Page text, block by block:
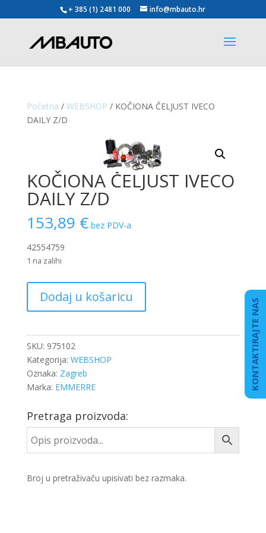
+ 385 (1) 2481 000 info@mbauto.hr
Početna / WEBSHOP / KOČIONA ČELJUST IVECO
DAILY Z/D
KOČIONA ČELJUST IVECO
DAILY Z/D
153,89 € bez PDV-a
42554759
1 na zalihi
ČELJUST
IVECO
Z/D
količina
Dodaj u košaricu
SKU: 975102
Kategorija: WEBSHOP
Oznaka: Zagreb
Marka: EMMERRE
Pretraga proizvoda:
Broj u pretraživaču upisivati bez razmaka.
KONTAKTIRAJTE NAS